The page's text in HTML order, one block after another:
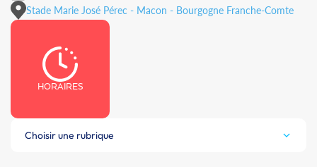
Stade Marie José Pérec - Macon - Bourgogne Franche-Comte
HORAIRES
Choisir une rubrique